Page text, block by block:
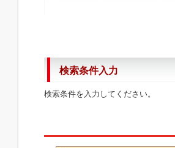
検索条件入力
検索条件を入力してください。